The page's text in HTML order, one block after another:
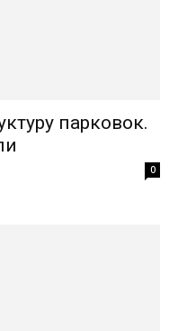
парковок.
0